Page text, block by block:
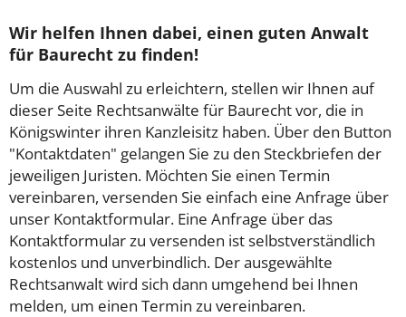
Wir helfen Ihnen dabei, einen guten Anwalt
für Baurecht zu finden!
Um die Auswahl zu erleichtern, stellen wir Ihnen auf
dieser Seite Rechtsanwälte für Baurecht vor, die in
Königswinter ihren Kanzleisitz haben. Über den Button
"Kontaktdaten" gelangen Sie zu den Steckbriefen der
jeweiligen Juristen. Möchten Sie einen Termin
vereinbaren, versenden Sie einfach eine Anfrage über
unser Kontaktformular. Eine Anfrage über das
Kontaktformular zu versenden ist selbstverständlich
kostenlos und unverbindlich. Der ausgewählte
Rechtsanwalt wird sich dann umgehend bei Ihnen
melden, um einen Termin zu vereinbaren.